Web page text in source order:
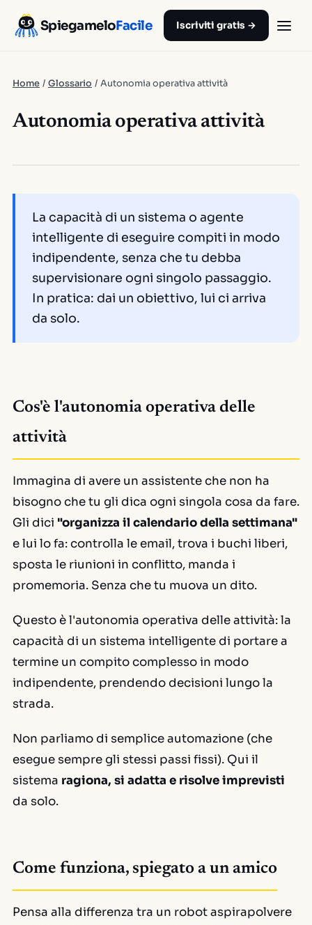
SpiegameloFacile Iscriviti gratis →
Home / Glossario / Autonomia operativa attività
Autonomia operativa attività
La capacità di un sistema o agente
intelligente di eseguire compiti in modo
indipendente, senza che tu debba
supervisionare ogni singolo passaggio.
In pratica: dai un obiettivo, lui ci arriva
da solo.
Cos'è l'autonomia operativa delle
attività
Immagina di avere un assistente che non ha
bisogno che tu gli dica ogni singola cosa da fare.
Gli dici "organizza il calendario della settimana"
e lui lo fa: controlla le email, trova i buchi liberi,
sposta le riunioni in conflitto, manda i
promemoria. Senza che tu muova un dito.
Questo è l'autonomia operativa delle attività: la
capacità di un sistema intelligente di portare a
termine un compito complesso in modo
indipendente, prendendo decisioni lungo la
strada.
Non parliamo di semplice automazione (che
esegue sempre gli stessi passi fissi). Qui il
sistema ragiona, si adatta e risolve imprevisti
da solo.
Come funziona, spiegato a un amico
Pensa alla differenza tra un robot aspirapolvere